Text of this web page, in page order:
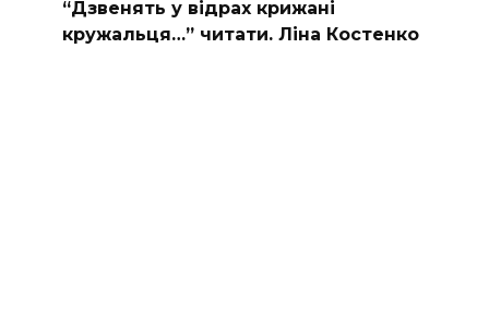
“Дзвенять у відрах крижані
кружальця…” читати. Ліна Костенко